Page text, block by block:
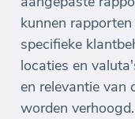
kunnen
specifieke
locaties en
en relevantie van
worden